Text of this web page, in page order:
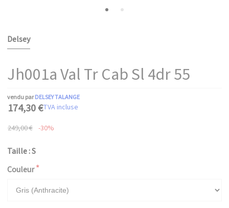
Delsey
Jh001a Val Tr Cab Sl 4dr 55
vendu parDELSEY TALANGE
174,30 €TVA incluse
249,00 € -30%
Taille : S
Couleur